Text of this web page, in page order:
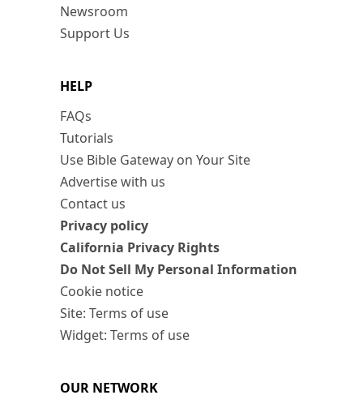
Newsroom
Support Us
HELP
FAQs
Tutorials
Use Bible Gateway on Your Site
Advertise with us
Contact us
Privacy policy
California Privacy Rights
Do Not Sell My Personal Information
Cookie notice
Site: Terms of use
Widget: Terms of use
OUR NETWORK